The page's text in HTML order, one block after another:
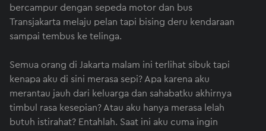
bercampur dengan sepeda motor dan bus
Transjakarta melaju pelan tapi bising deru kendaraan
sampai tembus ke telinga.
Semua orang di Jakarta malam ini terlihat sibuk tapi
kenapa aku di sini merasa sepi? Apa karena aku
merantau jauh dari keluarga dan sahabatku akhirnya
timbul rasa kesepian? Atau aku hanya merasa lelah
butuh istirahat? Entahlah. Saat ini aku cuma ingin